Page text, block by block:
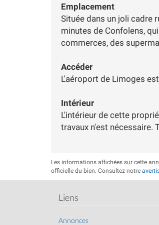
Emplacement
Située dans un joli cadre
minutes de Confolens,
commerces, des
Accéder
L'aéroport de Limoges
Intérieur
L'intérieur de cette
travaux n'est nécessaire.
Les informations affichées sur cette
officielle du bien. Consultez notre
Liens
Annonces